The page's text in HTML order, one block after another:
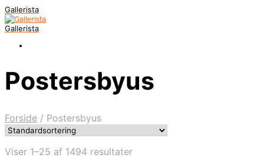
Gallerista
Gallerista
Postersbyus
Forside / Postersbyus
Viser 1–25 af 1494 resultater